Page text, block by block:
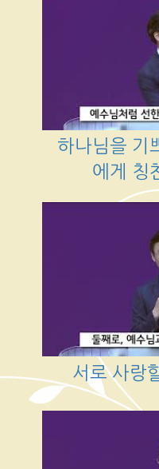
하나님을 기
에게 칭
서로 사랑